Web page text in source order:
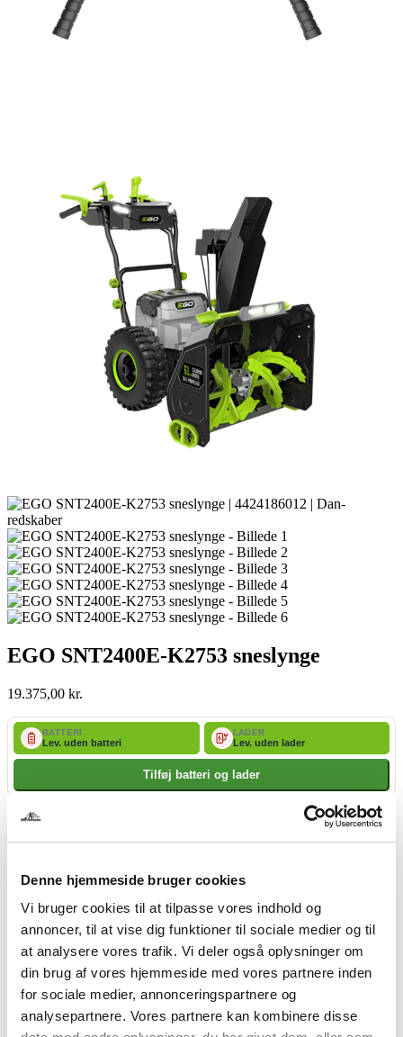
Denne hjemmeside bruger cookies
Vi bruger cookies til at tilpasse vores indhold og
annoncer, til at vise dig funktioner til sociale medier og til
at analysere vores trafik. Vi deler også oplysninger om
din brug af vores hjemmeside med vores partnere inden
for sociale medier, annonceringspartnere og
analysepartnere. Vores partnere kan kombinere disse
EGO SNT2400E-K2753 sneslynge
19.375,00 kr.
BATTERI
Lev. uden batteri
LADER
Lev. uden lader
Tilføj batteri og lader
Facebook Twitter LinkedIn Email
Varenummer (SKU):EGO 0140019003K2753
Beskrivelse
Yderligere information
Beskrivelse